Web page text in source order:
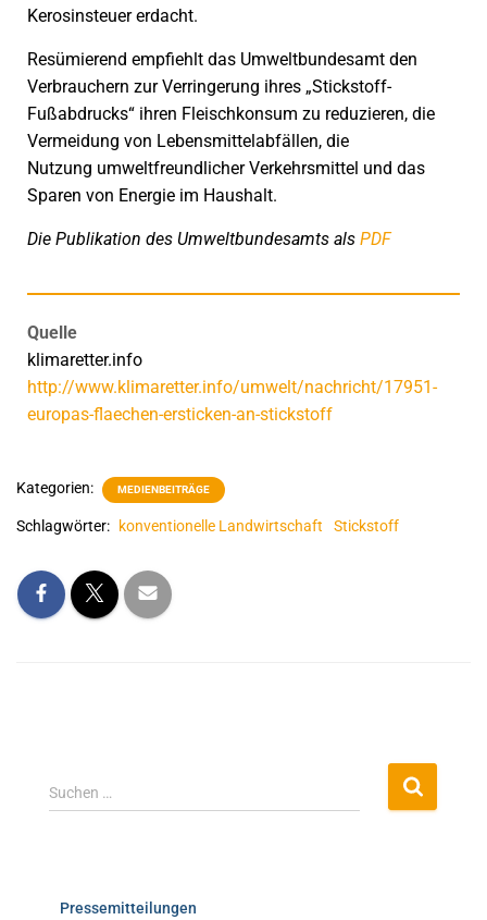
Kerosinsteuer erdacht.
Resümierend empfiehlt das Umweltbundesamt den
Verbrauchern zur Verringerung ihres „Stickstoff-
Fußabdrucks“ ihren Fleischkonsum zu reduzieren, die
Vermeidung von Lebensmittelabfällen, die
Nutzung umweltfreundlicher Verkehrsmittel und das
Sparen von Energie im Haushalt.
Die Publikation des Umweltbundesamts als PDF
Quelle
klimaretter.info
http://www.klimaretter.info/umwelt/nachricht/17951-
europas-flaechen-ersticken-an-stickstoff
Kategorien: MEDIENBEITRÄGE
Schlagwörter: konventionelle Landwirtschaft Stickstoff
Suchen …
Pressemitteilungen